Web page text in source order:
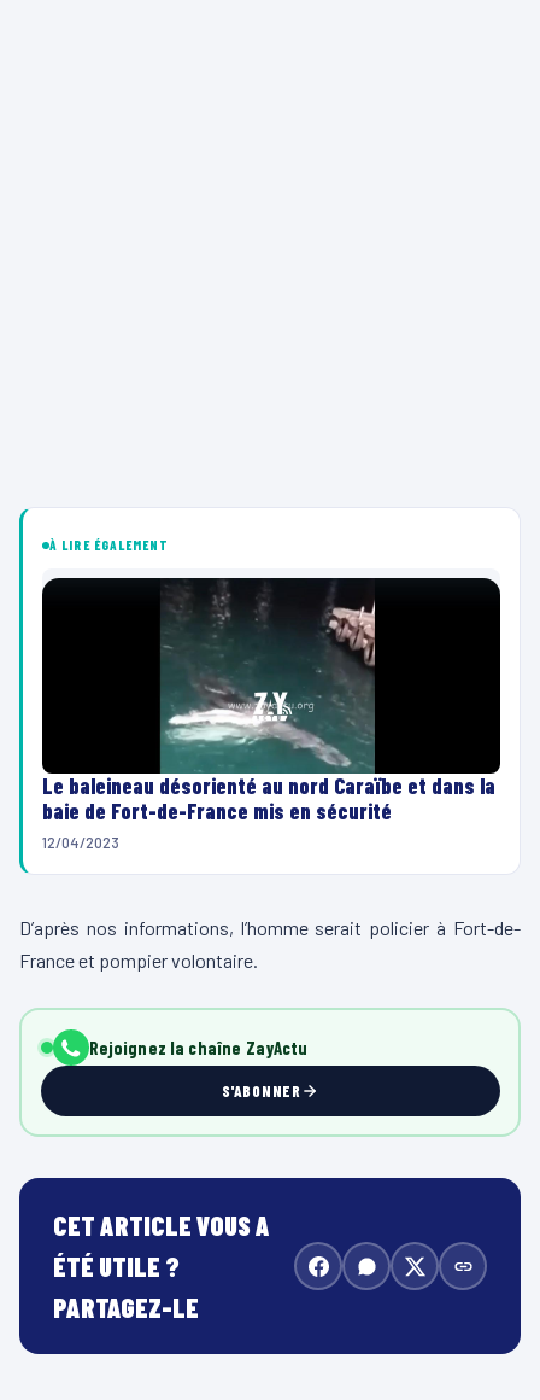
À LIRE ÉGALEMENT
Le baleineau désorienté au nord Caraïbe et dans la
baie de Fort-de-France mis en sécurité
12/04/2023
D’après nos informations, l’homme serait policier à Fort-de-
France et pompier volontaire.
Rejoignez la chaîne ZayActu
S'ABONNER
CET ARTICLE VOUS A
ÉTÉ UTILE ?
PARTAGEZ-LE